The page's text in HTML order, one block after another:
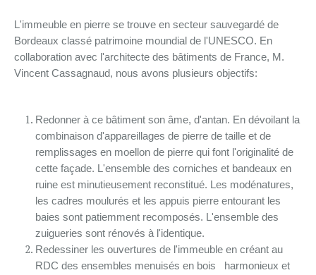
L'immeuble en pierre se trouve en secteur sauvegardé de
Bordeaux classé patrimoine moundial de l'UNESCO. En
collaboration avec l'architecte des bâtiments de France, M.
Vincent Cassagnaud, nous avons plusieurs objectifs:
Redonner à ce bâtiment son âme, d'antan. En dévoilant la
combinaison d'appareillages de pierre de taille et de
remplissages en moellon de pierre qui font l'originalité de
cette façade. L'ensemble des corniches et bandeaux en
ruine est minutieusement reconstitué. Les modénatures,
les cadres moulurés et les appuis pierre entourant les
baies sont patiemment recomposés. L'ensemble des
zuigueries sont rénovés à l'identique.
Redessiner les ouvertures de l'immeuble en créant au
RDC des ensembles menuisés en bois harmonieux et